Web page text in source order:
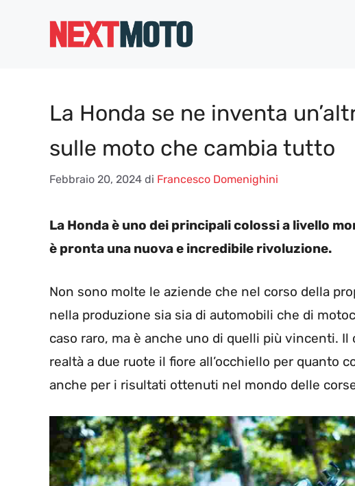
La Honda se ne inventa
sulle moto che cambia tutto
Febbraio 20, 2024 di Francesco Domenighini
La Honda è uno dei principali colossi a livello
è pronta una nuova e incredibile rivoluzione.
Non sono molte le aziende che nel corso della
nella produzione sia sia di automobili che di
caso raro, ma è anche uno di quelli più vincenti.
realtà a due ruote il fiore all’occhiello per quanto
anche per i risultati ottenuti nel mondo delle